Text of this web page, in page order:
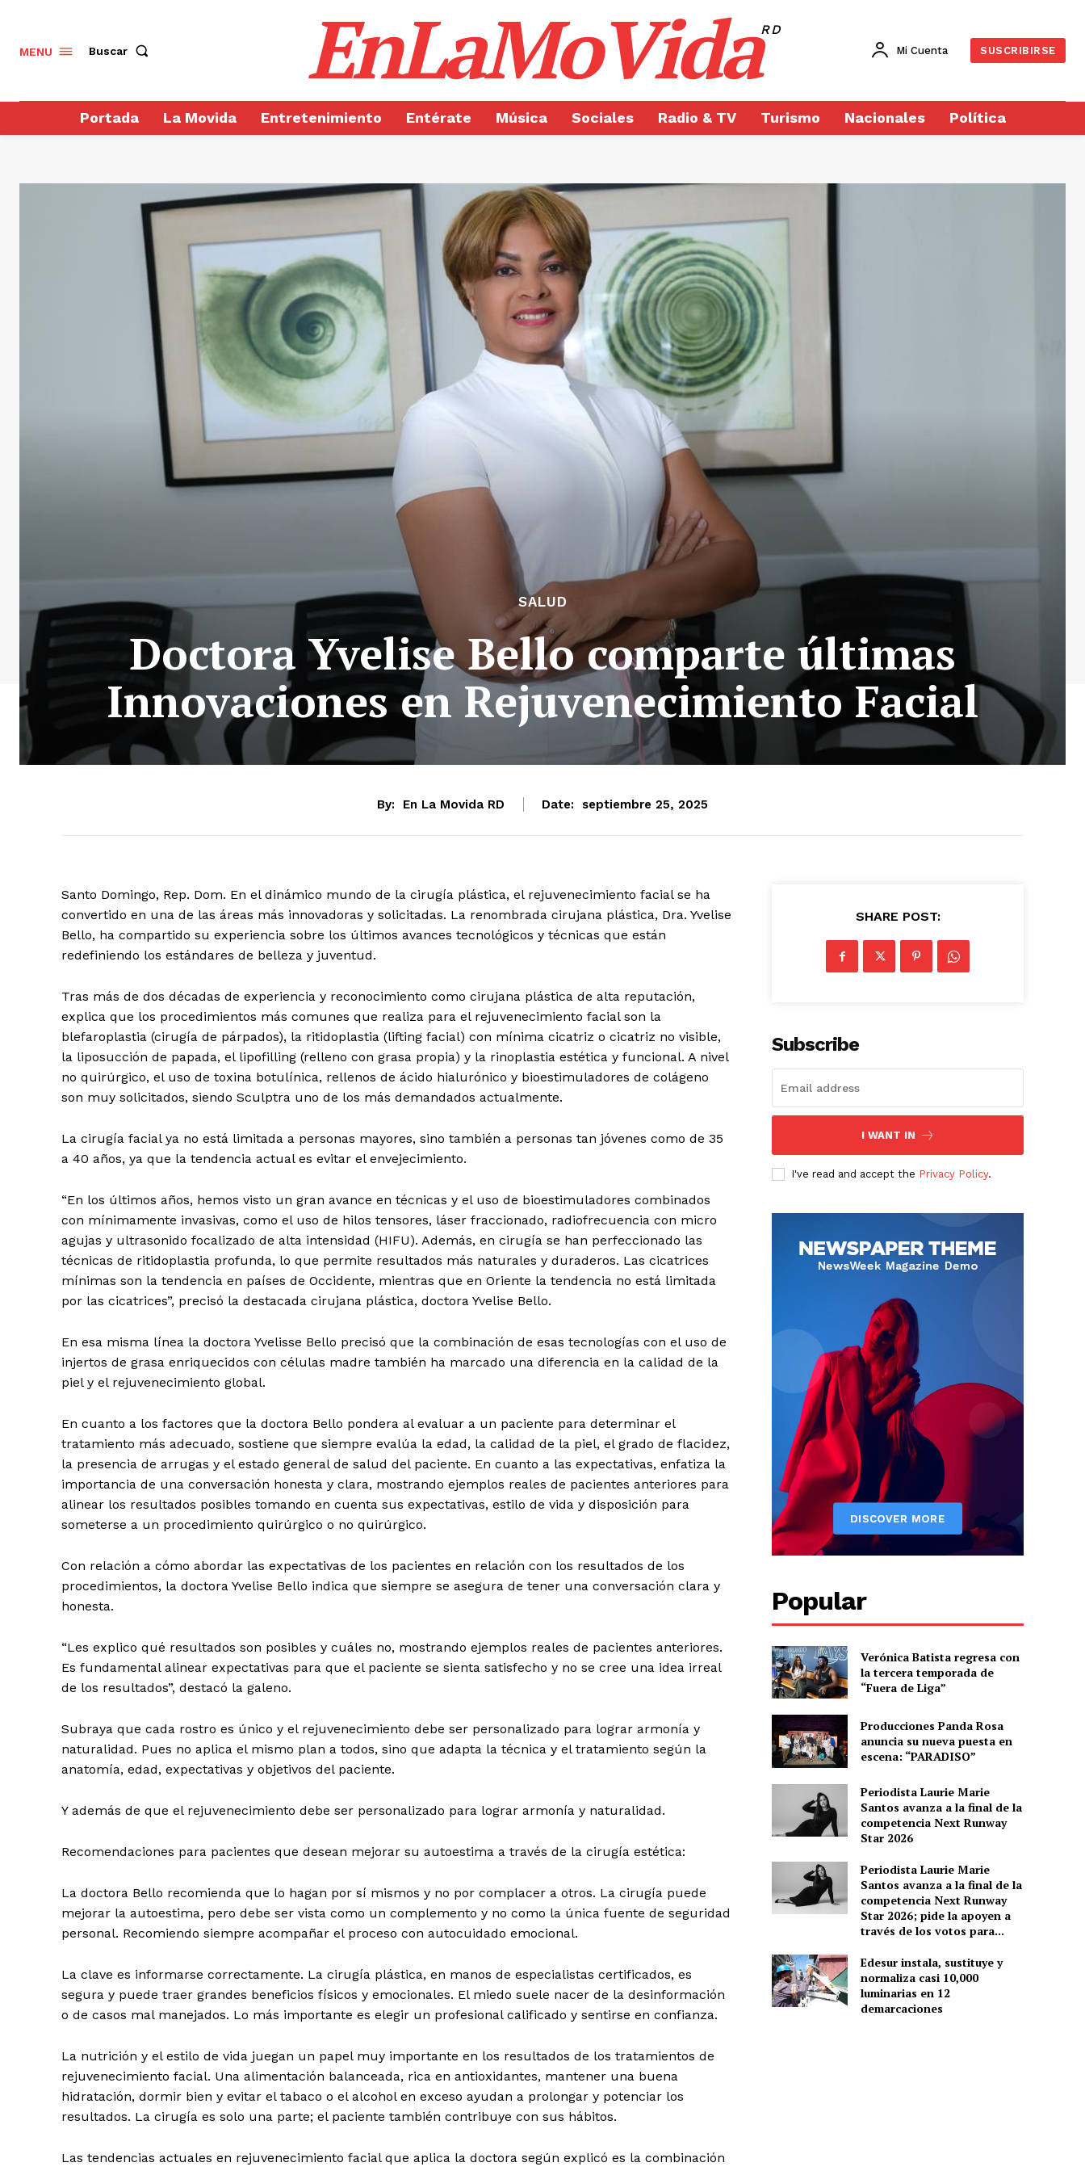
Día de Leyendas
Albert Pujols
MENU Buscar EnLaMoVidaRD
Mi Cuenta SUSCRIBIRSE
Portada La Movida Entretenimiento Entérate Música Sociales Radio & TV Turismo Nacionales Política
SALUD
Doctora Yvelise Bello comparte últimas
Innovaciones en Rejuvenecimiento Facial
By: En La Movida RD Date: septiembre 25, 2025
Santo Domingo, Rep. Dom. En el dinámico mundo de la cirugía plástica, el rejuvenecimiento facial se ha
convertido en una de las áreas más innovadoras y solicitadas. La renombrada cirujana plástica, Dra. Yvelise
Bello, ha compartido su experiencia sobre los últimos avances tecnológicos y técnicas que están
redefiniendo los estándares de belleza y juventud.
Tras más de dos décadas de experiencia y reconocimiento como cirujana plástica de alta reputación,
explica que los procedimientos más comunes que realiza para el rejuvenecimiento facial son la
blefaroplastia (cirugía de párpados), la ritidoplastia (lifting facial) con mínima cicatriz o cicatriz no visible,
la liposucción de papada, el lipofilling (relleno con grasa propia) y la rinoplastia estética y funcional. A nivel
no quirúrgico, el uso de toxina botulínica, rellenos de ácido hialurónico y bioestimuladores de colágeno
son muy solicitados, siendo Sculptra uno de los más demandados actualmente.
La cirugía facial ya no está limitada a personas mayores, sino también a personas tan jóvenes como de 35
a 40 años, ya que la tendencia actual es evitar el envejecimiento.
“En los últimos años, hemos visto un gran avance en técnicas y el uso de bioestimuladores combinados
con mínimamente invasivas, como el uso de hilos tensores, láser fraccionado, radiofrecuencia con micro
agujas y ultrasonido focalizado de alta intensidad (HIFU). Además, en cirugía se han perfeccionado las
técnicas de ritidoplastia profunda, lo que permite resultados más naturales y duraderos. Las cicatrices
mínimas son la tendencia en países de Occidente, mientras que en Oriente la tendencia no está limitada
por las cicatrices”, precisó la destacada cirujana plástica, doctora Yvelise Bello.
En esa misma línea la doctora Yvelisse Bello precisó que la combinación de esas tecnologías con el uso de
injertos de grasa enriquecidos con células madre también ha marcado una diferencia en la calidad de la
piel y el rejuvenecimiento global.
En cuanto a los factores que la doctora Bello pondera al evaluar a un paciente para determinar el
tratamiento más adecuado, sostiene que siempre evalúa la edad, la calidad de la piel, el grado de flacidez,
la presencia de arrugas y el estado general de salud del paciente. En cuanto a las expectativas, enfatiza la
importancia de una conversación honesta y clara, mostrando ejemplos reales de pacientes anteriores para
alinear los resultados posibles tomando en cuenta sus expectativas, estilo de vida y disposición para
someterse a un procedimiento quirúrgico o no quirúrgico.
Con relación a cómo abordar las expectativas de los pacientes en relación con los resultados de los
procedimientos, la doctora Yvelise Bello indica que siempre se asegura de tener una conversación clara y
honesta.
“Les explico qué resultados son posibles y cuáles no, mostrando ejemplos reales de pacientes anteriores.
Es fundamental alinear expectativas para que el paciente se sienta satisfecho y no se cree una idea irreal
de los resultados”, destacó la galeno.
Subraya que cada rostro es único y el rejuvenecimiento debe ser personalizado para lograr armonía y
naturalidad. Pues no aplica el mismo plan a todos, sino que adapta la técnica y el tratamiento según la
anatomía, edad, expectativas y objetivos del paciente.
Y además de que el rejuvenecimiento debe ser personalizado para lograr armonía y naturalidad.
Recomendaciones para pacientes que desean mejorar su autoestima a través de la cirugía estética:
La doctora Bello recomienda que lo hagan por sí mismos y no por complacer a otros. La cirugía puede
mejorar la autoestima, pero debe ser vista como un complemento y no como la única fuente de seguridad
personal. Recomiendo siempre acompañar el proceso con autocuidado emocional.
La clave es informarse correctamente. La cirugía plástica, en manos de especialistas certificados, es
segura y puede traer grandes beneficios físicos y emocionales. El miedo suele nacer de la desinformación
o de casos mal manejados. Lo más importante es elegir un profesional calificado y sentirse en confianza.
La nutrición y el estilo de vida juegan un papel muy importante en los resultados de los tratamientos de
rejuvenecimiento facial. Una alimentación balanceada, rica en antioxidantes, mantener una buena
hidratación, dormir bien y evitar el tabaco o el alcohol en exceso ayudan a prolongar y potenciar los
resultados. La cirugía es solo una parte; el paciente también contribuye con sus hábitos.
Las tendencias actuales en rejuvenecimiento facial que aplica la doctora según explicó es la combinación
SHARE POST:
Subscribe
I WANT IN
I've read and accept the Privacy Policy.
Popular
Verónica Batista regresa con
la tercera temporada de
“Fuera de Liga”
Producciones Panda Rosa
anuncia su nueva puesta en
escena: “PARADISO”
Periodista Laurie Marie
Santos avanza a la final de la
competencia Next Runway
Star 2026
Periodista Laurie Marie
Santos avanza a la final de la
competencia Next Runway
Star 2026; pide la apoyen a
través de los votos para...
Edesur instala, sustituye y
normaliza casi 10,000
luminarias en 12
demarcaciones